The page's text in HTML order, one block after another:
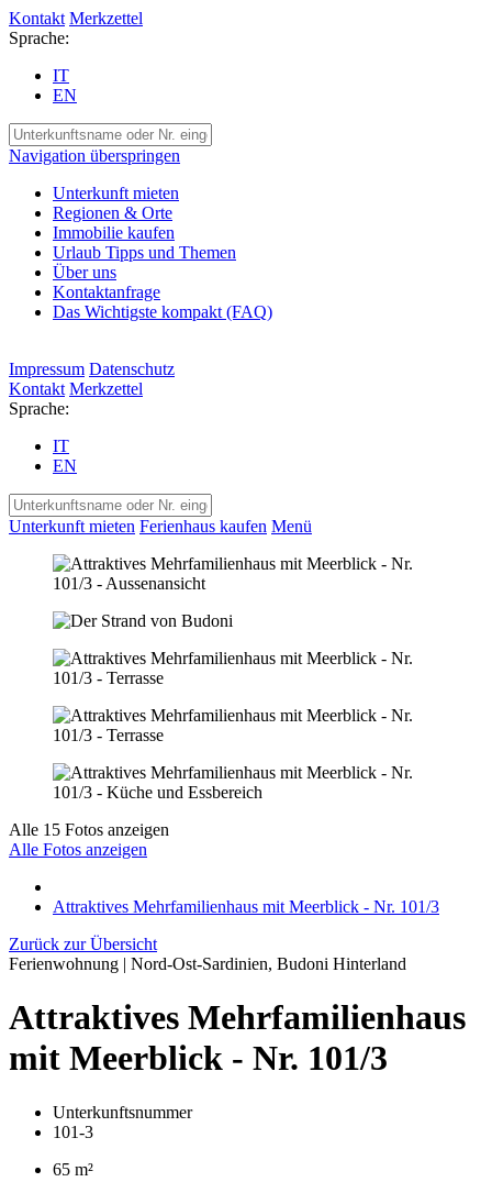
Kontakt Merkzettel
Sprache:
IT
EN
Navigation überspringen
Unterkunft mieten
Regionen & Orte
Immobilie kaufen
Urlaub Tipps und Themen
Über uns
Kontaktanfrage
Das Wichtigste kompakt (FAQ)
Impressum Datenschutz
Kontakt Merkzettel
Sprache:
IT
EN
Unterkunft mieten Ferienhaus kaufen Menü
Alle 15 Fotos anzeigen
Alle Fotos anzeigen
Attraktives Mehrfamilienhaus mit Meerblick - Nr. 101/3
Zurück zur Übersicht
Ferienwohnung | Nord-Ost-Sardinien, Budoni Hinterland
Attraktives Mehrfamilienhaus
mit Meerblick - Nr. 101/3
Unterkunftsnummer
101-3
65 m²